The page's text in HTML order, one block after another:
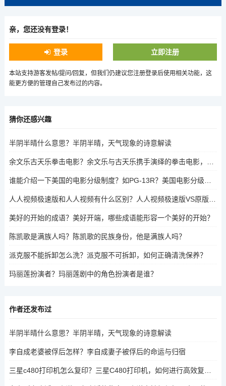
亲，您还没有登录！
登录 立即注册
本站支持游客发帖/提问/回复，但我们仍建议您注册登录后使用相关功能，这
能更方便的管理自己发布过的内容。
猜你还感兴趣
半阴半晴什么意思？半阴半晴，天气现象的诗意解读
美好的开始的成语？美好开端，哪些成语能形容一个美好的开始？
陈凯歌是满族人吗？陈凯歌的民族身份，他是满族人吗？
派克服不能拆卸怎么洗？派克服不可拆卸，如何正确清洗保养？
玛丽莲扮演者？玛丽莲剧中的角色扮演者是谁？
作者还发布过
半阴半晴什么意思？半阴半晴，天气现象的诗意解读
李自成老婆被俘后怎样？李自成妻子被俘后的命运与归宿